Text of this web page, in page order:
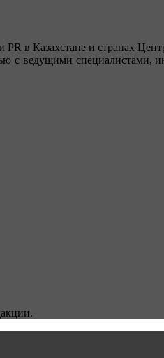
в Казахстане и странах
ведущими специалистами,